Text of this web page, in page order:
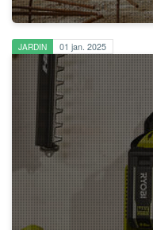
JARDIN 01 jan. 2025